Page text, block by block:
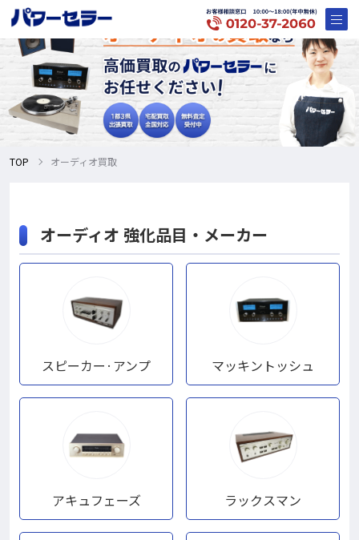
TOP オーディオ買取
オーディオ 強化品目・メーカー
スピーカー·アンプ マッキントッシュ
アキュフェーズ ラックスマン